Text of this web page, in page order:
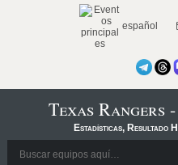
español
Texas Rangers
Estadísticas, Resultado